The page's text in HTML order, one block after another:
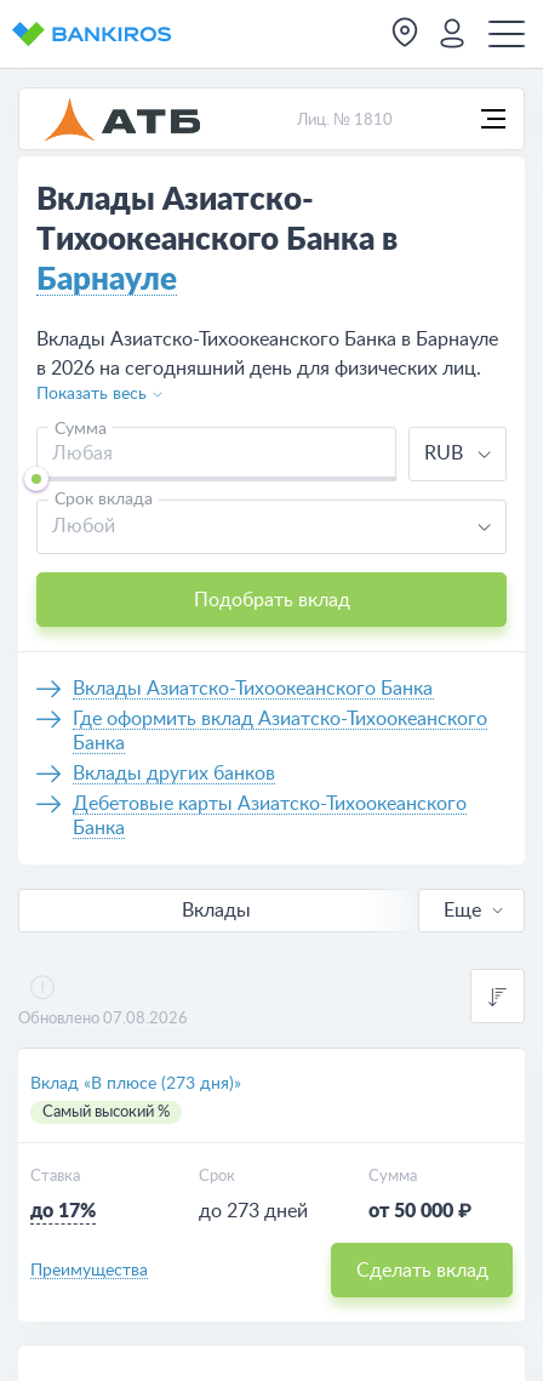
Лиц. № 1810
Вклады Азиатско-
Тихоокеанского Банка в
Барнауле
Вклады Азиатско-Тихоокеанского Банка в Барнауле
в 2026 на сегодняшний день для физических лиц.
Сравните предложения по вкладам в Азиатско-
Тихоокеанском Банке, рассчитайте доходность
калькулятором, оформите депозит на сайте или в
одно из отделений банка в Барнауле.
Показать весь
Сумма
RUB
Срок вклада
Любой
Подобрать вклад
Вклады Азиатско-Тихоокеанского Банка
Где оформить вклад Азиатско-Тихоокеанского
Банка
Вклады других банков
Дебетовые карты Азиатско-Тихоокеанского
Банка
Вклады
Еще
Обновлено 07.08.2026
Вклад «В плюсе (273 дня)»
Самый высокий %
Ставка
до 17%
Срок
до 273 дней
Сумма
от 50 000 ₽
Преимущества Сделать вклад